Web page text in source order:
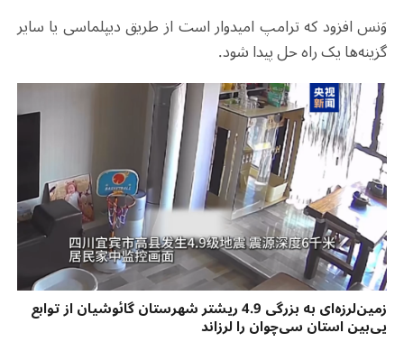
وَنس افزود که ترامپ امیدوار است از طریق دیپلماسی یا سایر
گزینه‌ها یک راه ‌حل پیدا شود.
زمین‌لرزه‌ای به بزرگی 4.9 ریشتر شهرستان گائوشیان از توابع
یی‌بین استان سی‌چوان را لرزاند